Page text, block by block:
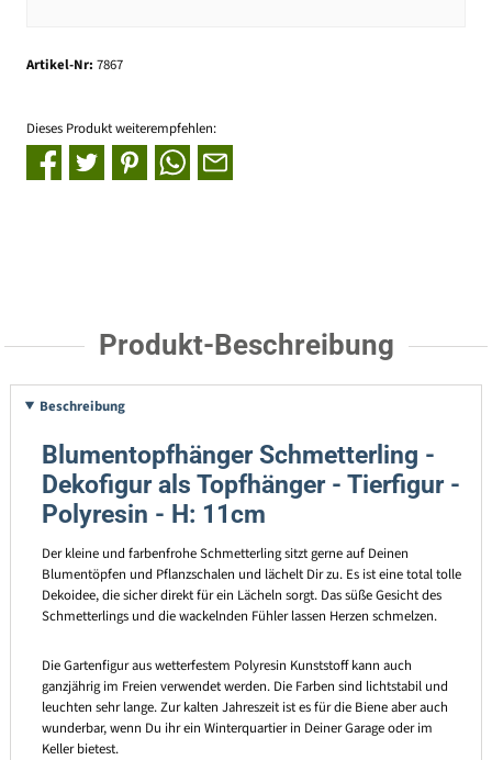
Artikel-Nr: 7867
Dieses Produkt weiterempfehlen:
Produkt-Beschreibung
Beschreibung
Blumentopfhänger Schmetterling -
Dekofigur als Topfhänger - Tierfigur -
Polyresin - H: 11cm
Der kleine und farbenfrohe Schmetterling sitzt gerne auf Deinen
Blumentöpfen und Pflanzschalen und lächelt Dir zu. Es ist eine total tolle
Dekoidee, die sicher direkt für ein Lächeln sorgt. Das süße Gesicht des
Schmetterlings und die wackelnden Fühler lassen Herzen schmelzen.
Die Gartenfigur aus wetterfestem Polyresin Kunststoff kann auch
ganzjährig im Freien verwendet werden. Die Farben sind lichtstabil und
leuchten sehr lange. Zur kalten Jahreszeit ist es für die Biene aber auch
wunderbar, wenn Du ihr ein Winterquartier in Deiner Garage oder im
Keller bietest.